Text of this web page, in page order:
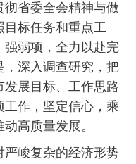
省委全会精神与做
标任务和重点工
弱项，全力以赴完
，深入调查研究，把
展目标、工作思路
作，坚定信心，乘
高质量发展。
峻复杂的经济形势